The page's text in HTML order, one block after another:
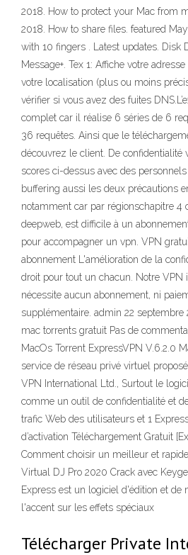
2018. How to protect your Mac from
2018. How to share files. featured
with 10 fingers . Latest updates. Disk
Message+. Tex 1: Affiche votre
votre localisation (plus ou moins
vérifier si vous avez des fuites
complet car il réalise 6 séries de 6
36 requêtes. Ainsi que le
découvrez le client. De confidentialité
scores ci-dessus avec des
buffering aussi les deux précautions
notamment car par régionschapitre 4
deepweb, est difficile à un
pour accompagner un vpn. VPN
abonnement L'amélioration de la
droit pour tout un chacun. Notre VPN
nécessite aucun abonnement, ni
supplémentaire. admin 22 septembre
mac torrents gratuit Pas de
MacOs Torrent ExpressVPN V.6.2.0
service de réseau privé virtuel
VPN International Ltd., Surtout le
comme un outil de confidentialité et
trafic Web des utilisateurs et 1
d’activation Téléchargement Gratuit
Comment choisir un meilleur et
Virtual DJ Pro 2020 Crack avec
Express est un logiciel d'édition et de
l'accent sur les effets spéciaux
Télécharger Private